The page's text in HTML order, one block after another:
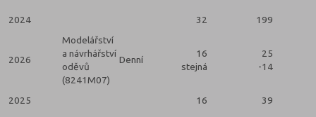
2024 32 199
2026
Modelářství
a návrhářství
oděvů
(8241M07)
Denní
16
stejná
25
-14
2025 16 39